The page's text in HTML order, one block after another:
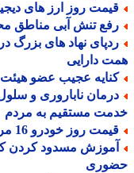
روز ارز های دیجیتال 16 مرداد
تنش آبی مناطق
دارایی
عجیب عضو هیئت
ناباروری و سلول
مستقیم به مردم
روز خودرو 16 مرداد 1405
مسدود کردن کارت